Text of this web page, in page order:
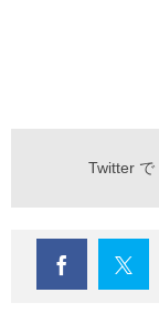
Twitter で